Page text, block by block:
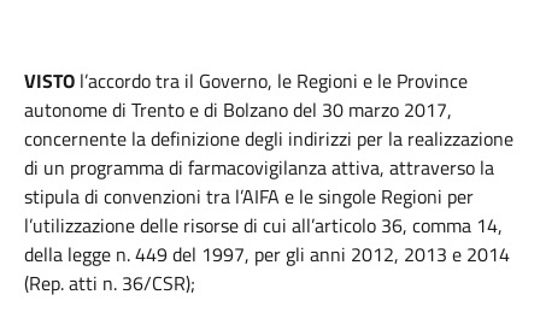
VISTO l’accordo tra il Governo, le Regioni e le Province
autonome di Trento e di Bolzano del 30 marzo 2017,
concernente la definizione degli indirizzi per la realizzazione
di un programma di farmacovigilanza attiva, attraverso la
stipula di convenzioni tra l’AIFA e le singole Regioni per
l’utilizzazione delle risorse di cui all’articolo 36, comma 14,
della legge n. 449 del 1997, per gli anni 2012, 2013 e 2014
(Rep. atti n. 36/CSR);